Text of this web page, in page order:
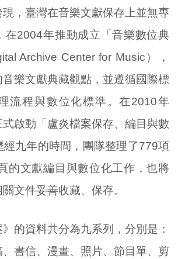
，臺灣在音樂文獻保存上並無專
在2004年推動成立「音樂數位典
Archive Center for Music），
樂文獻典藏觀點，並遵循國際標
流程與數位化標準。在2010年
啟動「盧炎檔案保存、編目與數
經九年的時間，團隊整理了779項
的文獻編目與數位化工作，也將
文件妥善收藏、保存。
》的資料共分為九系列，分別是：
書信、漫畫、照片、節目單、剪